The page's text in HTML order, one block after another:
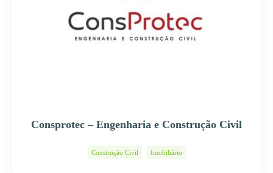
Consprotec – Engenharia e Construção Civil
Construção Civil Imobiliário